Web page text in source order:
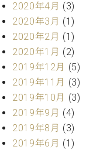
ィ
シ
ョ
ン
W.
ホ
フ
マ
ン
ヴ
タ
ッ
フ
ご
挨
技
術
者
紹
2020年4月 (3)
2020年3月 (1)
2020年2月 (1)
2020年1月 (2)
2019年12月 (5)
2019年11月 (3)
2019年10月 (3)
2019年9月 (4)
2019年8月 (3)
2019年6月 (1)